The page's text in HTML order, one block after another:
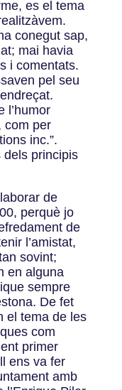
es el tema
conegut sap,
mai havia
i comentats.
pel seu
l’humor
com per
inc.”.
dels principis
de
perquè jo
de
l’amistat,
sovint;
en alguna
sempre
De fet
el tema de les
com
primer
ens va fer
amb